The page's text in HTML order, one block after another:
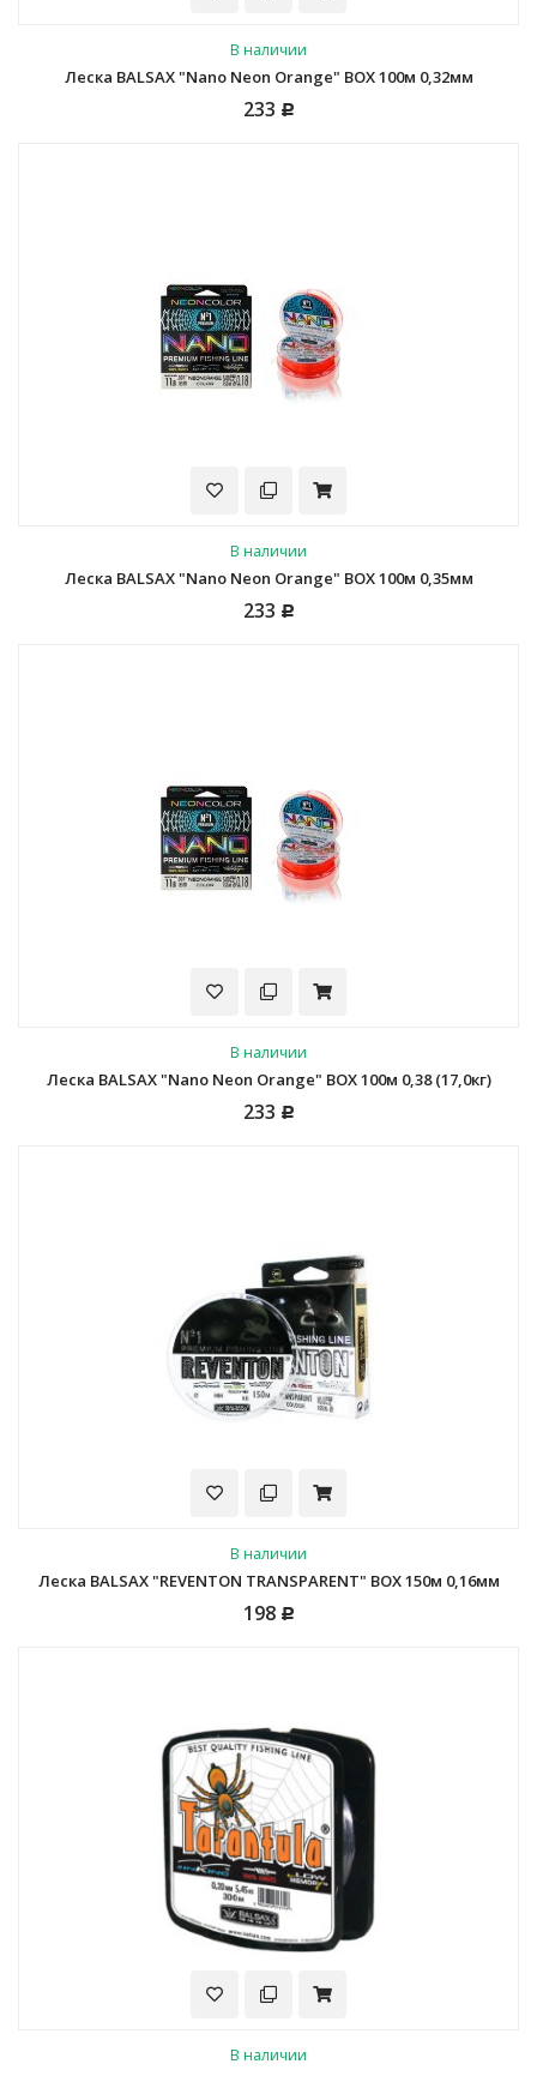
В наличии
Леска BALSAX "Nano Neon Orange" BOX 100м 0,32мм
233 Р
В наличии
Леска BALSAX "Nano Neon Orange" BOX 100м 0,35мм
233 Р
В наличии
Леска BALSAX "Nano Neon Orange" BOX 100м 0,38 (17,0кг)
233 Р
В наличии
Леска BALSAX "REVENTON TRANSPARENT" BOX 150м 0,16мм
198 Р
В наличии